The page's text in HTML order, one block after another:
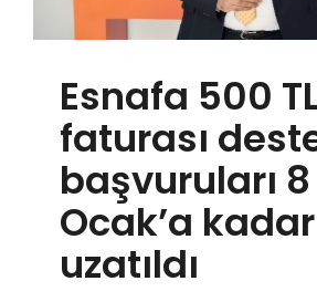
SAĞLIK
KÜLTÜR SANAT
SPOR
Esnafa 500
faturası
başvuruları 8
Ocak’a kadar
uzatıldı